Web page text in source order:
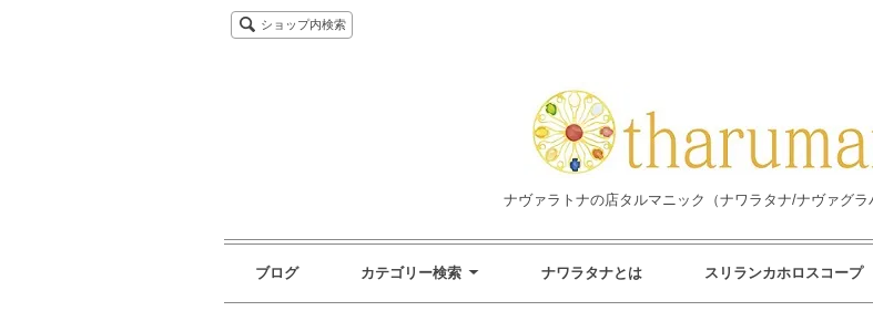
ショップ内検索
ナヴァラトナの店タルマニック（ナワラタナ/ナヴァグラ
ブログ カテゴリー検索 ナワラタナとは スリランカホロスコープ